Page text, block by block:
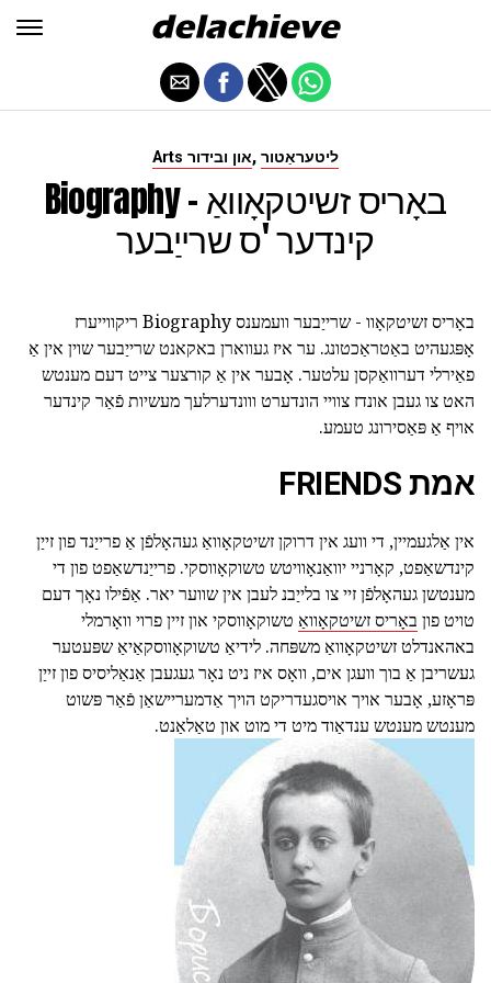
Arts און ובידור, ליטעראַטור
Biography באָריס זשיטקאָוואַ -
קינדער 'ס שרייַבער
באָריס זשיטקאָוו - שרייַבער וועמענס Biography ריקווייערז
אָפּגעהיט באַטראַכטונג. ער איז געווארן באקאנט שרייַבער שוין אין אַ
פאַירלי דערוואַקסן עלטער. אָבער אין אַ קורצער צייט דעם מענטש
האט צו געבן אונדז צוויי הונדערט ווונדערלעך מעשיות פֿאַר קינדער
אויף אַ פּאַסירונג טעמע.
אמת FRIENDS
אין אַלגעמיין, די וועג אין דרוקן זשיטקאָוואַ געהאָלפֿן אַ פרייַנד פון זייַן
קינדשאַפט, קאָרניי יוואַנאָוויטש טשוקאָווסקי. פרייַנדשאַפט פון די
מענטשן געהאָלפֿן זיי צו בלייַבנ לעבן אין שווער יאר. אַפֿילו נאָך דעם
טויט פון באָריס זשיטקאָוואַ טשוקאָווסקי און זיין פרוי וואָרמלי
באהאנדלט זשיטקאָוואַ משפּחה. לידיאַ טשוקאָווסקאַיאַ שפּעטער
געשריבן אַ בוך וועגן אים, וואָס איז ניט נאָר געגעבן אַנאַליסיס פון זייַן
פּראָזע, אָבער אויך אויסגעדריקט הויך אַדמעריישאַן פֿאַר פּשוט
מענטש מענטש ענדאַוד מיט די מוט און טאַלאַנט.